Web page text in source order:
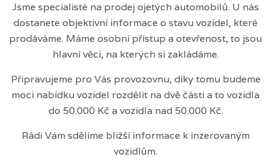
Jsme specialisté na prodej ojetých automobilů. U nás
dostanete objektivní informace o stavu vozidel, které
prodáváme. Máme osobní přístup a otevřenost, to jsou
hlavní věci, na kterých si zakládáme.
Připravujeme pro Vás provozovnu, díky tomu budeme
moci nabídku vozidel rozdělit na dvě části a to vozidla
do 50.000 Kč a vozidla nad 50.000 Kč.
Rádi Vám sdělíme bližší informace k inzerovaným
vozidlům.